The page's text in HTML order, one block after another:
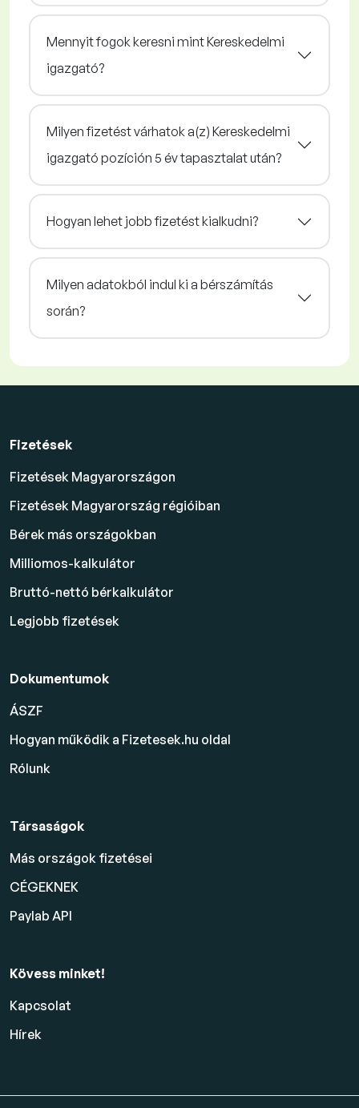
Mennyit fogok keresni mint Kereskedelmi
igazgató?
Milyen fizetést várhatok a(z) Kereskedelmi
igazgató pozíción 5 év tapasztalat után?
Hogyan lehet jobb fizetést kialkudni?
Milyen adatokból indul ki a bérszámítás
során?
Fizetések
Fizetések Magyarországon
Fizetések Magyarország régióiban
Bérek más országokban
Milliomos-kalkulátor
Bruttó-nettó bérkalkulátor
Legjobb fizetések
Dokumentumok
ÁSZF
Hogyan működik a Fizetesek.hu oldal
Rólunk
Társaságok
Más országok fizetései
CÉGEKNEK
Paylab API
Kövess minket!
Kapcsolat
Hírek